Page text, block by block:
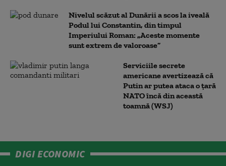
Nivelul scăzut al Dunării a scos la iveală
Podul lui Constantin, din timpul
Imperiului Roman: „Aceste momente
sunt extrem de valoroase”
Serviciile secrete
americane avertizează că
Putin ar putea ataca o țară
NATO încă din această
toamnă (WSJ)
DIGI ECONOMIC